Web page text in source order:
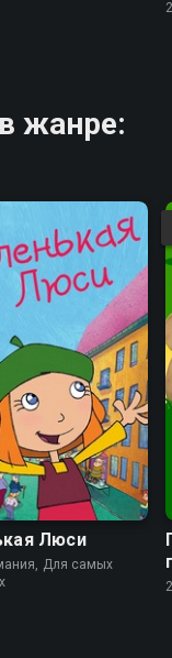
жанре:
Люси
Для самых